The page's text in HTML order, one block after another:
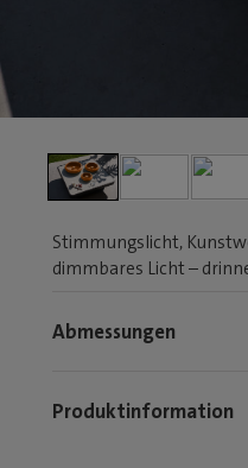
Stimmungslicht,
dimmbares Licht –
Abmessungen
Produktinformation